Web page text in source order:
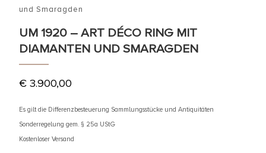
und Smaragden
UM 1920 – ART DÉCO RING MIT
DIAMANTEN UND SMARAGDEN
€ 3.900,00
Es gilt die Differenzbesteuerung Sammlungsstücke und Antiquitäten
Sonderregelung gem. § 25a UStG
Kostenloser Versand